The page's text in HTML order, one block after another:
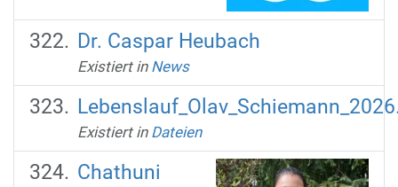
Dr. Caspar Heubach
Existiert in News
Existiert in Dateien
Chathuni